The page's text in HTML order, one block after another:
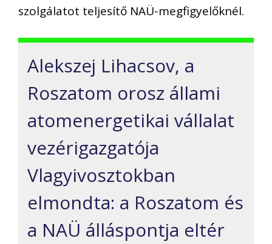
szolgálatot teljesítő NAÜ-megfigyelőknél.
Alekszej Lihacsov, a
Roszatom orosz állami
atomenergetikai vállalat
vezérigazgatója
Vlagyivosztokban
elmondta: a Roszatom és
a NAÜ álláspontja eltér